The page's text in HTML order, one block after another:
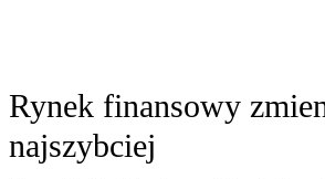
Rynek finansowy
najszybciej